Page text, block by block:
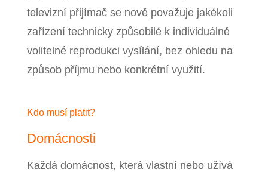
televizní přijímač se nově považuje jakékoli
zařízení technicky způsobilé k individuálně
volitelné reprodukci vysílání, bez ohledu na
způsob příjmu nebo konkrétní využití.
Kdo musí platit?
Domácnosti
Každá domácnost, která vlastní nebo užívá